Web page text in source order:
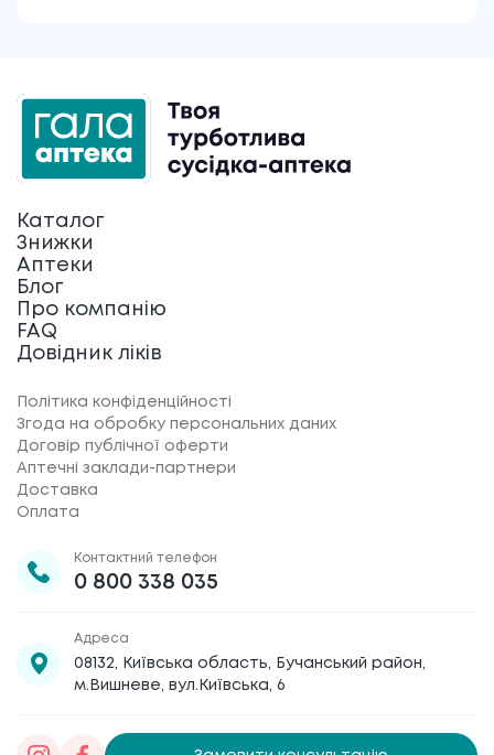
Каталог
Знижки
Аптеки
Блог
Про компанію
FAQ
Довідник ліків
Політика конфіденційності
Згода на обробку персональних даних
Договір публічної оферти
Аптечні заклади-партнери
Доставка
Оплата
Контактний телефон
0 800 338 035
Адреса
08132, Київська область, Бучанський район,
м.Вишневе, вул.Київська, 6